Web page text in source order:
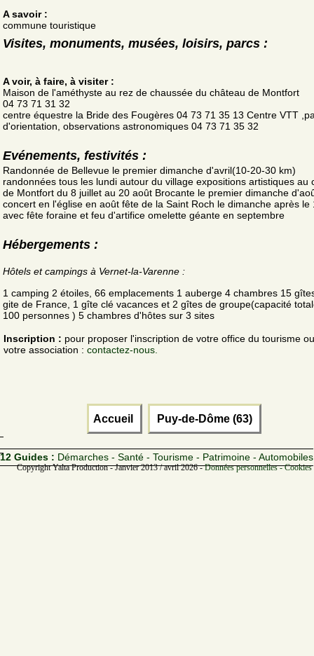
A savoir :
commune touristique
Visites, monuments, musées, loisirs, parcs :
A voir, à faire, à visiter :
Maison de l'améthyste au rez de chaussée du château de Montfort
04 73 71 31 32
centre équestre la Bride des Fougères 04 73 71 35 13 Centre VTT
d'orientation, observations astronomiques 04 73 71 35 32
Evénements, festivités :
Randonnée de Bellevue le premier dimanche d'avril(10-20-30 km)
randonnées tous les lundi autour du village expositions artistiques au
de Montfort du 8 juillet au 20 août Brocante le premier dimanche
concert en l'église en août fête de la Saint Roch le dimanche après le
avec fête foraine et feu d'artifice omelette géante en septembre
Hébergements :
Hôtels et campings à Vernet-la-Varenne :
1 camping 2 étoiles, 66 emplacements 1 auberge 4 chambres 15
gite de France, 1 gîte clé vacances et 2 gîtes de groupe(capacité
100 personnes ) 5 chambres d'hôtes sur 3 sites
Inscription : pour proposer l'inscription de votre office du tourisme
votre association : contactez-nous.
Accueil Puy-de-Dôme (63)
12 Guides : Démarches - Santé - Tourisme - Patrimoine - Automobiles
Copyright Yalta Production - Janvier 2013 / avril 2026 -Données personnelles -